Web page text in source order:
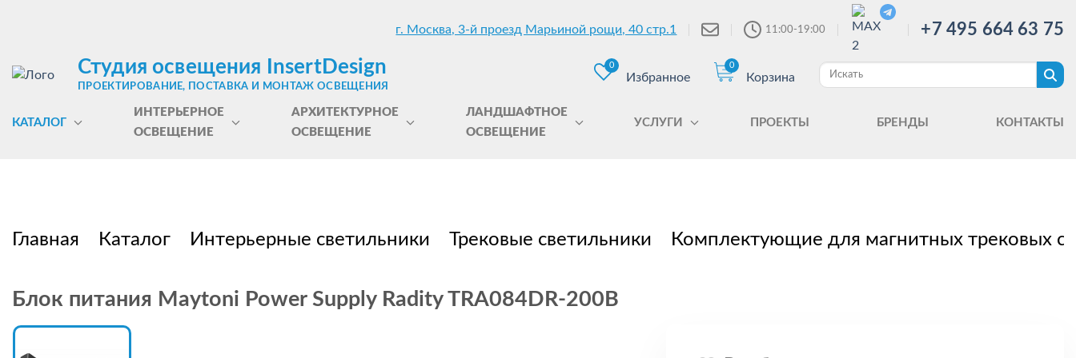
г. Москва, 3-й проезд Марьиной рощи, 40 стр.1 11:00-19:00 +7 495 664 63 75
Студия освещения InsertDesign
ПРОЕКТИРОВАНИЕ, ПОСТАВКА И МОНТАЖ ОСВЕЩЕНИЯ
0
Избранное
0
Корзина
КАТАЛОГ
ИНТЕРЬЕРНОЕ
ОСВЕЩЕНИЕ
АРХИТЕКТУРНОЕ
ОСВЕЩЕНИЕ
ЛАНДШАФТНОЕ
ОСВЕЩЕНИЕ
УСЛУГИ ПРОЕКТЫ БРЕНДЫ КОНТАКТЫ
Главная Каталог Интерьерные светильники Трековые светильники Комплектующие для магнитных трековых
Блок питания Maytoni Power Supply Radity TRA084DR-200B